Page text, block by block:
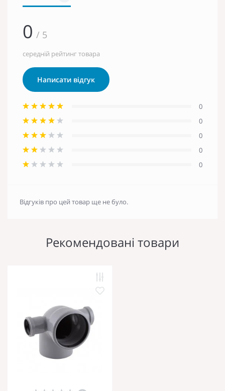
0 / 5
середній рейтинг товара
Написати відгук
0
0
0
0
0
Відгуків про цей товар ще не було.
Рекомендовані товари